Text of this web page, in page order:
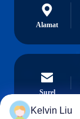
Alamat
Surel
Kelvin Liu